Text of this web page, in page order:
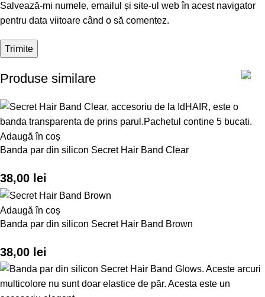
Salvează-mi numele, emailul și site-ul web în acest navigator
pentru data viitoare când o să comentez.
Produse similare
Adaugă în coș
Banda par din silicon Secret Hair Band Clear
38,00 lei
Adaugă în coș
Banda par din silicon Secret Hair Band Brown
38,00 lei